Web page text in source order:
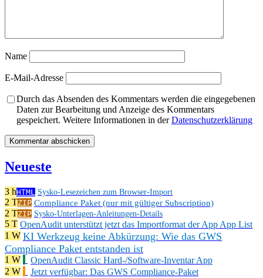
Name
E-Mail-Adresse
Durch das Absenden des Kommentars werden die eingegebenen
Daten zur Bearbeitung und Anzeige des Kommentars
gespeichert. Weitere Informationen in derDatenschutzerklärung
Neueste
3 hHTML Sysko-Lesezeichen zum Browser-Import
2 TZIP Compliance Paket (nur mit gültiger Subscription)
2 TZIP Sysko-Unterlagen-Anleitungen-Details
5 T OpenAudit unterstützt jetzt das Importformat der App App List
1 W KI Werkzeug keine Abkürzung: Wie das GWS
Compliance Paket entstanden ist
1 W
OpenAudit Classic Hard-/Software-Inventar App
2 W
Jetzt verfügbar: Das GWS Compliance-Paket